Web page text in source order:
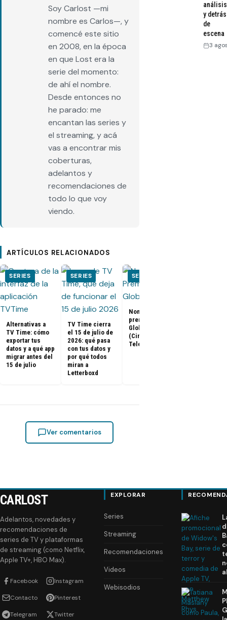
Soy Carlost —mi
nombre es Carlos—, y
comencé este sitio
en 2008, en la época
en que Lost era la
serie del momento:
de ahí el nombre.
Desde entonces no
he parado: me
encantan las series y
el streaming, y acá
vas a encontrar mis
coberturas,
adelantos y
recomendaciones de
todo lo que voy
viendo.
ARTÍCULOS RELACIONADOS
SERIES
Alternativas a
TV Time: cómo
exportar tus
datos y a qué app
migrar antes del
15 de julio
SERIES
TV Time cierra
el 15 de julio de
2026: qué pasa
con tus datos y
por qué todos
miran a
Letterboxd
SERIES
Nominados a los
premios Golden
Globes 2025
(Cine y
Televisión)
Ver comentarios
análisis
y detrás
de
escena
3
CARLOST
Adelantos, novedades y
recomendaciones de
series de TV y plataformas
de streaming (como Netflix,
Apple TV+, HBO Max).
Facebook Instagram
Contacto Pinterest
Telegram Twitter
EXPLORAR
Series
Streaming
Recomendaciones
Videos
Webisodios